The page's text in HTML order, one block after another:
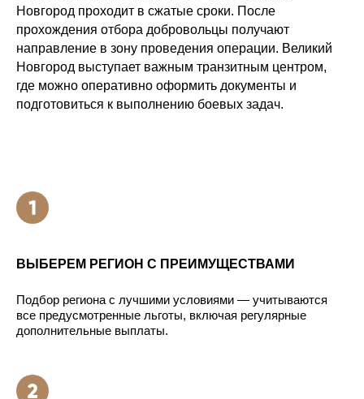
Новгород проходит в сжатые сроки. После
прохождения отбора добровольцы получают
направление в зону проведения операции. Великий
Новгород выступает важным транзитным центром,
где можно оперативно оформить документы и
подготовиться к выполнению боевых задач.
ВЫБЕРЕМ РЕГИОН С ПРЕИМУЩЕСТВАМИ
Подбор региона с лучшими условиями — учитываются
все предусмотренные льготы, включая регулярные
дополнительные выплаты.